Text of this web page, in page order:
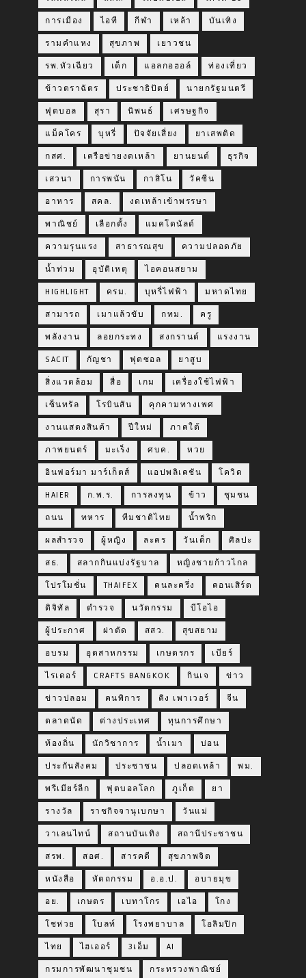
การเมือง ไอที กีฬา เหล้า บันเทิง
รามคำแหง สุขภาพ เยาวชน
รพ.หัวเฉียว เด็ก แอลกอฮอล์ ท่องเที่ยว
ข้าวตราฉัตร ประชาธิปัตย์ นายกรัฐมนตรี
ฟุตบอล สุรา นิพนธ์ เศรษฐกิจ
แม็คโคร บุหรี่ ปัจจัยเสี่ยง ยาเสพติด
กสศ. เครือข่ายงดเหล้า ยานยนต์ ธุรกิจ
เสวนา การพนัน กาสิโน วัคซีน
อาหาร สคล. งดเหล้าเข้าพรรษา
พาณิชย์ เลือกตั้ง แมคโดนัลด์
ความรุนแรง สาธารณสุข ความปลอดภัย
น้ำท่วม อุบัติเหตุ ไอคอนสยาม
HIGHLIGHT ครม. บุหรี่ไฟฟ้า มหาดไทย
สามารถ เมาแล้วขับ กทม. ครู
พลังงาน ลอยกระทง สงกรานต์ แรงงาน
SACIT กัญชา ฟุตซอล ยาสูบ
สิ่งแวดล้อม สื่อ เกม เครื่องใช้ไฟฟ้า
เซ็นทรัล โรบินสัน คุกคามทางเพศ
งานแสดงสินค้า ปีใหม่ ภาคใต้
ภาพยนตร์ มะเร็ง ศบค. หวย
อินฟอร์มา มาร์เก็ตส์ แอปพลิเคชัน โควิด
HAIER ก.พ.ร. การลงทุน ข้าว ชุมชน
ถนน ทหาร ทีมชาติไทย น้ำพริก
ผลสำรวจ ผู้หญิง ละคร วันเด็ก ศิลปะ
สธ. สลากกินแบ่งรัฐบาล หญิงชายก้าวไกล
โปรโมชั่น THAIFEX คนละครึ่ง คอนเสิร์ต
ดิจิทัล ตำรวจ นวัตกรรม บีโอไอ
ผู้ประกาศ ผ่าตัด สสว. สุขสยาม
อบรม อุตสาหกรรม เกษตรกร เบียร์
ไรเดอร์ CRAFTS BANGKOK กินเจ ข่าว
ข่าวปลอม คนพิการ คิง เพาเวอร์ จีน
ตลาดนัด ต่างประเทศ ทุนการศึกษา
ท้องถิ่น นักวิชาการ น้ำเมา บ่อน
ประกันสังคม ประชาชน ปลอดเหล้า พม.
พรีเมียร์ลีก ฟุตบอลโลก ภูเก็ต ยา
รางวัล ราชกิจจานุเบกษา วันแม่
วาเลนไทน์ สถานบันเทิง สถานีประชาชน
สรพ. สอศ. สารคดี สุขภาพจิต
หนังสือ หัตถกรรม อ.อ.ป. อบายมุข
อย. เกษตร เบทาโกร เอไอ โกง
โชห่วย โบลท์ โรงพยาบาล โอลิมปิก
ไทย ไฮเออร์ 3เอ็ม AI
กรมการพัฒนาชุมชน กระทรวงพาณิชย์